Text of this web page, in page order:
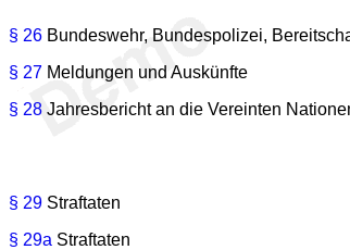
§ 26 Bundeswehr, Bundespolizei,
§ 27 Meldungen und Auskünfte
§ 28 Jahresbericht an die Vereinten
§ 29 Straftaten
§ 29a Straftaten